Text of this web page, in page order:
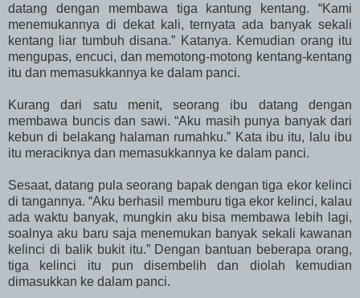
datang dengan membawa tiga kantung kentang. “Kami
menemukannya di dekat kali, ternyata ada banyak sekali
kentang liar tumbuh disana.” Katanya. Kemudian orang itu
mengupas, encuci, dan memotong-motong kentang-kentang
itu dan memasukkannya ke dalam panci.
Kurang dari satu menit, seorang ibu datang dengan
membawa buncis dan sawi. “Aku masih punya banyak dari
kebun di belakang halaman rumahku.” Kata ibu itu, lalu ibu
itu meraciknya dan memasukkannya ke dalam panci.
Sesaat, datang pula seorang bapak dengan tiga ekor kelinci
di tangannya. “Aku berhasil memburu tiga ekor kelinci, kalau
ada waktu banyak, mungkin aku bisa membawa lebih lagi,
soalnya aku baru saja menemukan banyak sekali kawanan
kelinci di balik bukit itu.” Dengan bantuan beberapa orang,
tiga kelinci itu pun disembelih dan diolah kemudian
dimasukkan ke dalam panci.